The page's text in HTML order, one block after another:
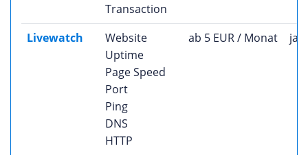
Transaction
Livewatch
Website
Uptime
Page Speed
Port
Ping
DNS
HTTP
ab 5 EUR / Monat ja